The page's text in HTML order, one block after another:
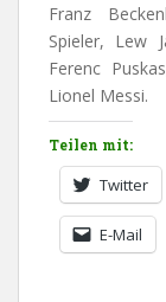
Franz
Spieler, Lew
Ferenc
Lionel Messi.
Teilen mit:
Twitter
E-Mail